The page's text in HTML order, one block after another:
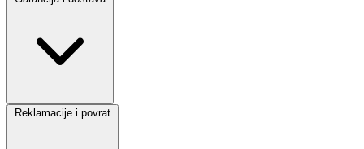
Reklamacije i povrat